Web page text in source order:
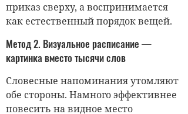
приказ сверху, а воспринимается
как естественный порядок вещей.
Метод 2. Визуальное расписание —
картинка вместо тысячи слов
Словесные напоминания утомляют
обе стороны. Намного эффективнее
повесить на видное место